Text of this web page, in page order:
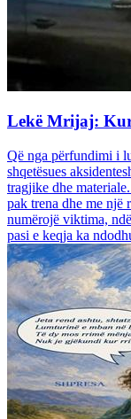
Lekë Mrijaj: Kur
Që nga përfundimi i
shqetësues
tragjike dhe
pak trena dhe me një
numërojë viktima,
pasi e keqja ka